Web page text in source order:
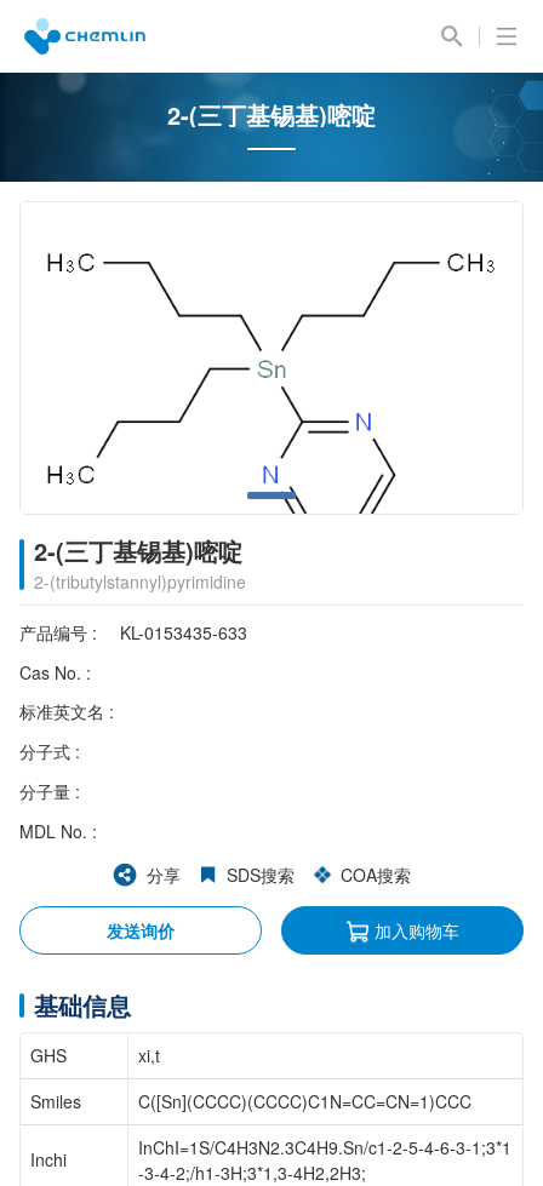
2-(三丁基锡基)嘧啶
2-(三丁基锡基)嘧啶
2-(tributylstannyl)pyrimidine
产品编号 :
KL-0153435-633
Cas No. :
标准英文名 :
分子式 :
分子量 :
MDL No. :
分享
SDS搜索 COA搜索
发送询价 加入购物车
基础信息
GHS
xi,t
Smiles
C([Sn](CCCC)(CCCC)C1N=CC=CN=1)CCC
Inchi
InChI=1S/C4H3N2.3C4H9.Sn/c1-2-5-4-6-3-1;3*1
-3-4-2;/h1-3H;3*1,3-4H2,2H3;